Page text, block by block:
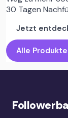
30 Tagen
Jetzt
Alle